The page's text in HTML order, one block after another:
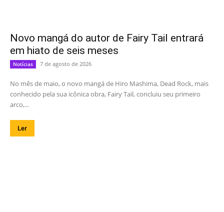
Novo mangá do autor de Fairy Tail entrará
em hiato de seis meses
Notícias 7 de agosto de 2026
No mês de maio, o novo mangá de Hiro Mashima, Dead Rock, mais
conhecido pela sua icônica obra, Fairy Tail, concluiu seu primeiro
arco,...
Ler